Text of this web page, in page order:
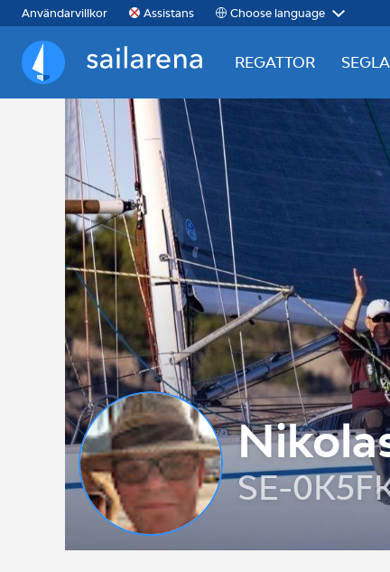
Användarvillkor Assistans Choose language
Sailarena
REGATTOR
SE-